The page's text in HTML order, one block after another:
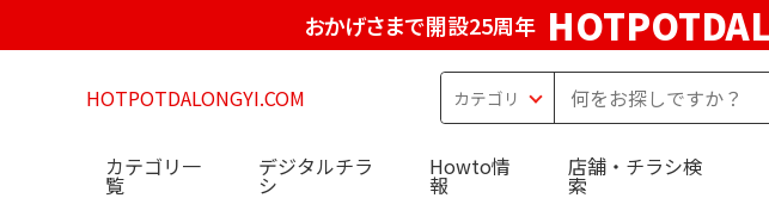
おかげさまで開設25周年
HOTPOTDALONGYI.COM
カテゴリ一
覧
デジタルチラ
シ
Howto情
報
店舗・チラシ検
索